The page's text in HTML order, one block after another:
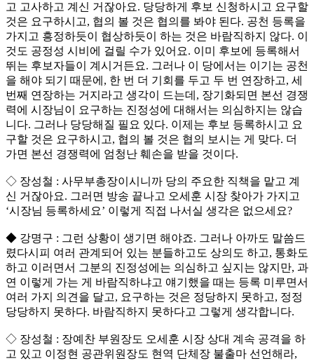
고 고사하고 계신 거잖아요. 당당하게 후보 신청하시고 요구할
것은 요구하시고, 협의 볼 것은 협의를 봐야 된다. 공천 등록을
가지고 흥정하듯이 협상하듯이 하는 것은 바람직하지 않다. 이
것도 공정성 시비에 걸릴 수가 있어요. 이미 후보에 등록해서
뛰는 후보자들이 계시거든요. 그러나 이 당에서는 이기는 공천
을 해야 되기 때문에, 한 번 더 기회를 두고 두 번 연장하고, 세
번째 연장하는 거지라고 생각이 드는데, 장기화되면 본선 경쟁
력에 시장님이 요구하는 진정성에 대해서는 의심하지는 않습
니다. 그러나 당당해질 필요 있다. 이제는 후보 등록하시고 요
구할 것은 요구하시고, 협의 볼 것은 협의 보시는 게 맞다. 더
가면 본선 경쟁력에 엄청난 훼손을 받을 것이다.
◇ 장성철 : 사무부총장이시니까 당의 주요한 직책을 맡고 계
신 거잖아요. 그러면 방송 끝나고 오세훈 시장 찾아가 가지고
‘시장님 등록하세요’ 이렇게 직접 나서실 생각은 없으세요?
◆ 강명구 : 그런 상황이 생기면 해야죠. 그러나 아까도 말씀드
렸다시피 여러 관계되어 있는 분들하고도 상의도 하고, 통화도
하고 이러면서 그분의 진정성에는 의심하고 싶지는 않지만, 과
연 이렇게 가는 게 바람직하냐고 얘기했을 때는 등록 미루면서
여러 가지 의견을 달고, 요구하는 것은 정당하지 못하고, 정정
당당하지 못하다. 바람직하지 못하다고 그렇게 생각합니다.
◇ 장성철 : 장예찬 부원장도 오세훈 시장 상대 계속 공격을 하
고 있고 이정현 공관위원장도 현역 단체장 불출마 선언해라,